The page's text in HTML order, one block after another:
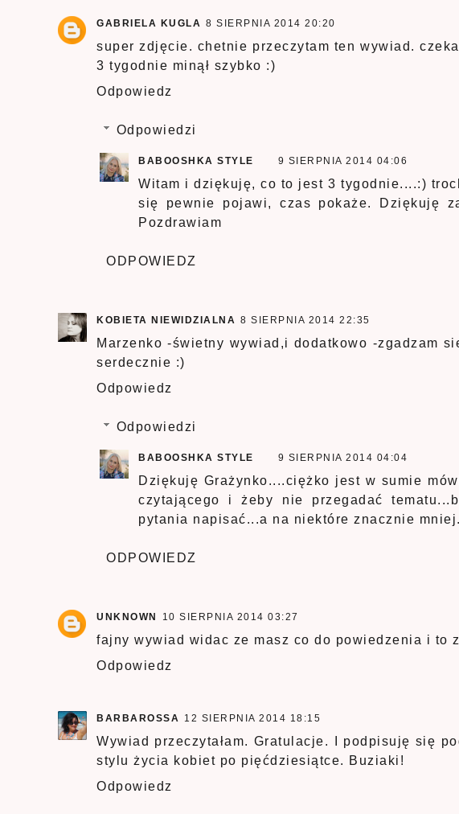
GABRIELA KUGLA 8 SIERPNIA 2014 20:20
super zdjęcie. chetnie przeczytam ten wywiad.
3 tygodnie minął szybko :)
Odpowiedz
Odpowiedzi
BABOOSHKA STYLE 9 SIERPNIA 2014 04:06
Witam i dziękuję, co to jest 3 tygodnie....:)
się pewnie pojawi, czas pokaże. Dziękuję
Pozdrawiam
ODPOWIEDZ
KOBIETA NIEWIDZIALNA 8 SIERPNIA 2014 22:35
Marzenko -świetny wywiad,i dodatkowo -zgadzam
serdecznie :)
Odpowiedz
Odpowiedzi
BABOOSHKA STYLE 9 SIERPNIA 2014 04:04
Dziękuję Grażynko....ciężko jest w sumie
czytającego i żeby nie przegadać
pytania napisać...a na niektóre znacznie
ODPOWIEDZ
UNKNOWN 10 SIERPNIA 2014 03:27
fajny wywiad widac ze masz co do powiedzenia i to
Odpowiedz
BARBAROSSA 12 SIERPNIA 2014 18:15
Wywiad przeczytałam. Gratulacje. I podpisuję się
stylu życia kobiet po pięćdziesiątce. Buziaki!
Odpowiedz